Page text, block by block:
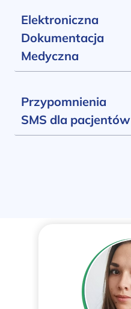
Elektroniczna
Dokumentacja
Medyczna
Przypomnienia
SMS dla pacjentów